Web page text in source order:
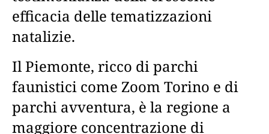
efficacia delle tematizzazioni
natalizie.
Il Piemonte, ricco di parchi
faunistici come Zoom Torino e di
parchi avventura, è la regione a
maggiore concentrazione di